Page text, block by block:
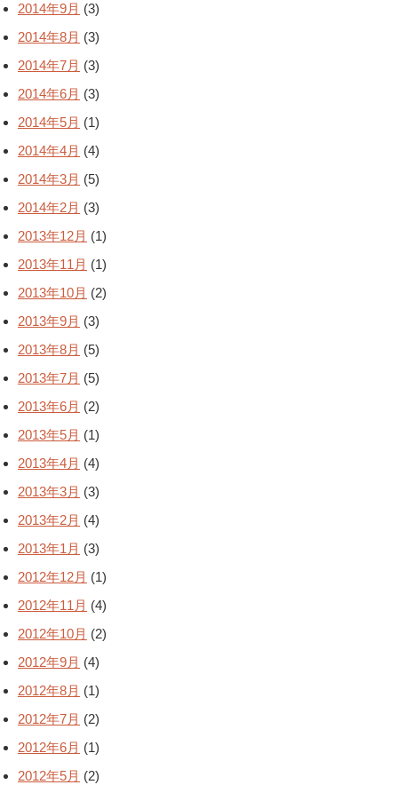
2014年9月 (3)
2014年8月 (3)
2014年7月 (3)
2014年6月 (3)
2014年5月 (1)
2014年4月 (4)
2014年3月 (5)
2014年2月 (3)
2013年12月 (1)
2013年11月 (1)
2013年10月 (2)
2013年9月 (3)
2013年8月 (5)
2013年7月 (5)
2013年6月 (2)
2013年5月 (1)
2013年4月 (4)
2013年3月 (3)
2013年2月 (4)
2013年1月 (3)
2012年12月 (1)
2012年11月 (4)
2012年10月 (2)
2012年9月 (4)
2012年8月 (1)
2012年7月 (2)
2012年6月 (1)
2012年5月 (2)